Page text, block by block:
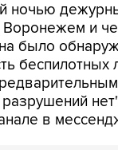
ночью
и
было
беспилотных
в